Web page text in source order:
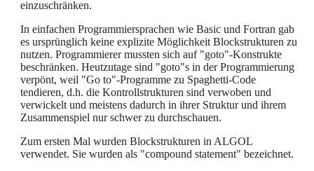
einzuschränken.
In einfachen Programmiersprachen wie Basic und Fortran gab
es ursprünglich keine explizite Möglichkeit Blockstrukturen zu
nutzen. Programmierer mussten sich auf "goto"-Konstrukte
beschränken. Heutzutage sind "goto"s in der Programmierung
verpönt, weil "Go to"-Programme zu Spaghetti-Code
tendieren, d.h. die Kontrollstrukturen sind verwoben und
verwickelt und meistens dadurch in ihrer Struktur und ihrem
Zusammenspiel nur schwer zu durchschauen.
Zum ersten Mal wurden Blockstrukturen in ALGOL
verwendet. Sie wurden als "compound statement" bezeichnet.